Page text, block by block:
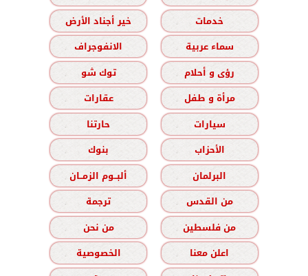
خدمات
خير أجناد الأرض
سماء عربية
الانفوجراف
رؤى و أحلام
توك شو
مرأة و طفل
عقارات
سيارات
حارتنا
الأحزاب
بنوك
البرلمان
ألبــوم الزمــان
من القدس
ترجمة
من فلسطين
من نحن
اعلن معنا
الخصوصية